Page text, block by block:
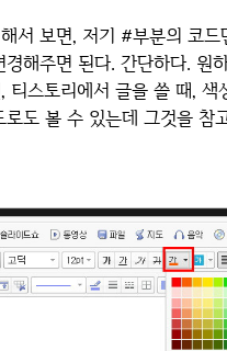
경해주면 된다. 간단하다. 원
티스토리에서 글을 쓸 때, 색
로도 볼 수 있는데 그것을 참